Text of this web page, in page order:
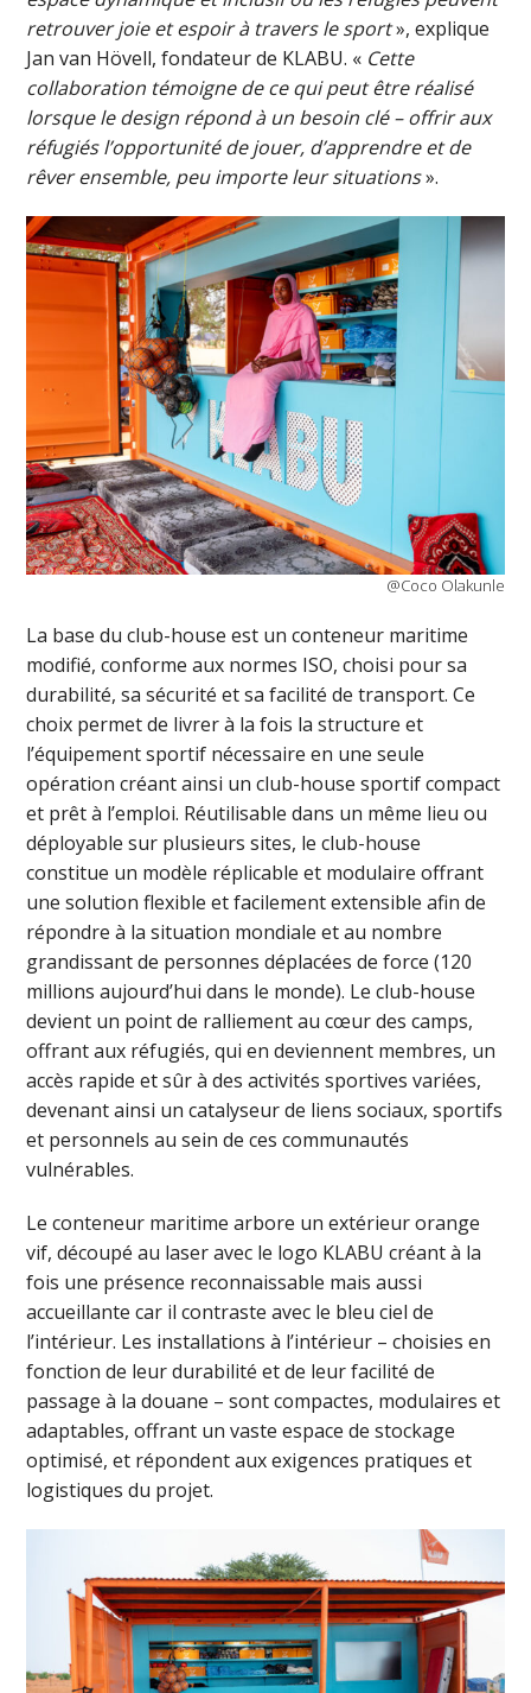
retrouver joie et espoir à travers le sport», explique
Jan van Hövell, fondateur de KLABU. « Cette
collaboration témoigne de ce qui peut être réalisé
lorsque le design répond à un besoin clé – offrir aux
réfugiés l’opportunité de jouer, d’apprendre et de
rêver ensemble, peu importe leur situations».
@Coco Olakunle
La base du club-house est un conteneur maritime
modifié, conforme aux normes ISO, choisi pour sa
durabilité, sa sécurité et sa facilité de transport. Ce
choix permet de livrer à la fois la structure et
l’équipement sportif nécessaire en une seule
opération créant ainsi un club-house sportif compact
et prêt à l’emploi. Réutilisable dans un même lieu ou
déployable sur plusieurs sites, le club-house
constitue un modèle réplicable et modulaire offrant
une solution flexible et facilement extensible afin de
répondre à la situation mondiale et au nombre
grandissant de personnes déplacées de force (120
millions aujourd’hui dans le monde). Le club-house
devient un point de ralliement au cœur des camps,
offrant aux réfugiés, qui en deviennent membres, un
accès rapide et sûr à des activités sportives variées,
devenant ainsi un catalyseur de liens sociaux, sportifs
et personnels au sein de ces communautés
vulnérables.
Le conteneur maritime arbore un extérieur orange
vif, découpé au laser avec le logo KLABU créant à la
fois une présence reconnaissable mais aussi
accueillante car il contraste avec le bleu ciel de
l’intérieur. Les installations à l’intérieur – choisies en
fonction de leur durabilité et de leur facilité de
passage à la douane – sont compactes, modulaires et
adaptables, offrant un vaste espace de stockage
optimisé, et répondent aux exigences pratiques et
logistiques du projet.